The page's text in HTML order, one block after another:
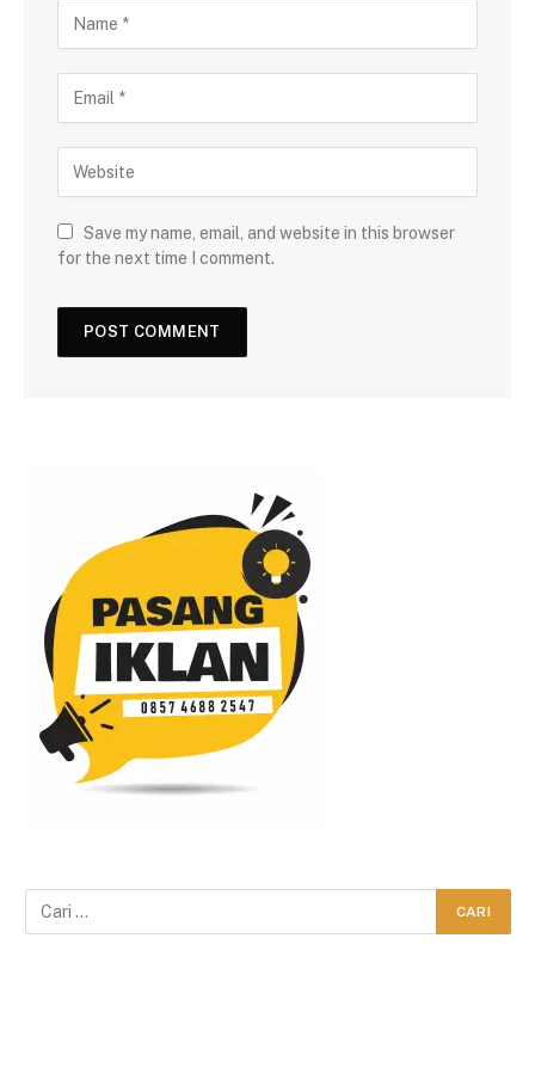
Save my name, email, and website in this browser
for the next time I comment.